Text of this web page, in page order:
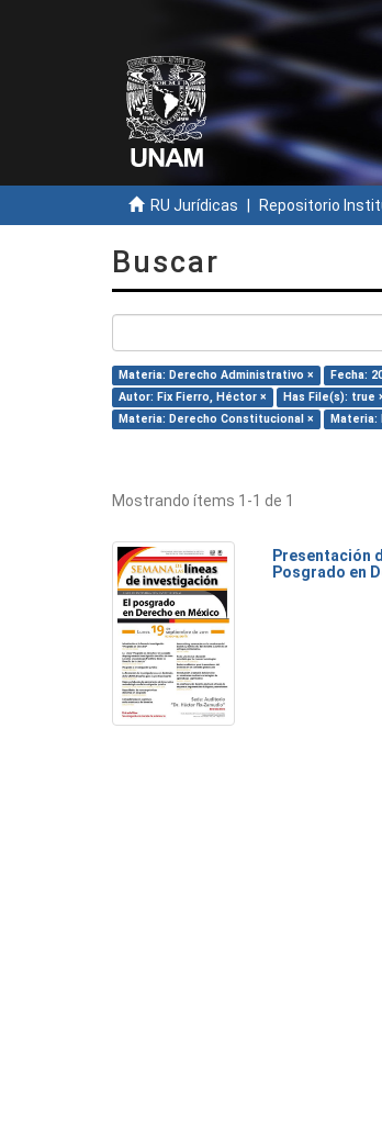
RU Jurídicas Repositorio
Buscar
Materia: Derecho Administrativo × Fecha:
Autor: Fix Fierro, Héctor ×
Has File(s): true
Materia: Derecho Constitucional ×
Materia:
Mostrando ítems 1-1 de 1
Presentación
Posgrado en